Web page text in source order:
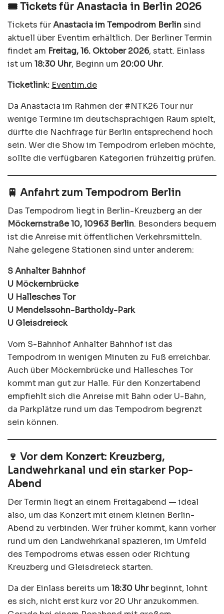
🎟️ Tickets für Anastacia in Berlin 2026
Tickets fürAnastacia im Tempodrom Berlinsind
aktuell über Eventim erhältlich. Der Berliner Termin
findet am Freitag, 16. Oktober 2026, statt. Einlass
ist um 18:30 Uhr, Beginn um 20:00 Uhr.
Ticketlink: Eventim.de
Da Anastacia im Rahmen der #NTK26 Tour nur
wenige Termine im deutschsprachigen Raum spielt,
dürfte die Nachfrage für Berlin entsprechend hoch
sein. Wer die Show im Tempodrom erleben möchte,
sollte die verfügbaren Kategorien frühzeitig prüfen.
🚆 Anfahrt zum Tempodrom Berlin
Das Tempodrom liegt in Berlin-Kreuzberg an der
Möckernstraße 10, 10963 Berlin. Besonders bequem
ist die Anreise mit öffentlichen Verkehrsmitteln.
Nahe gelegene Stationen sind unter anderem:
S Anhalter Bahnhof
U Möckernbrücke
U Hallesches Tor
U Mendelssohn-Bartholdy-Park
U Gleisdreieck
Vom S-Bahnhof Anhalter Bahnhof ist das
Tempodrom in wenigen Minuten zu Fuß erreichbar.
Auch über Möckernbrücke und Hallesches Tor
kommt man gut zur Halle. Für den Konzertabend
empfiehlt sich die Anreise mit Bahn oder U-Bahn,
da Parkplätze rund um das Tempodrom begrenzt
sein können.
🍷 Vor dem Konzert: Kreuzberg,
Landwehrkanal und ein starker Pop-
Abend
Der Termin liegt an einem Freitagabend — ideal
also, um das Konzert mit einem kleinen Berlin-
Abend zu verbinden. Wer früher kommt, kann vorher
rund um den Landwehrkanal spazieren, im Umfeld
des Tempodroms etwas essen oder Richtung
Kreuzberg und Gleisdreieck starten.
Da der Einlass bereits um 18:30 Uhrbeginnt, lohnt
es sich, nicht erst kurz vor 20 Uhr anzukommen.